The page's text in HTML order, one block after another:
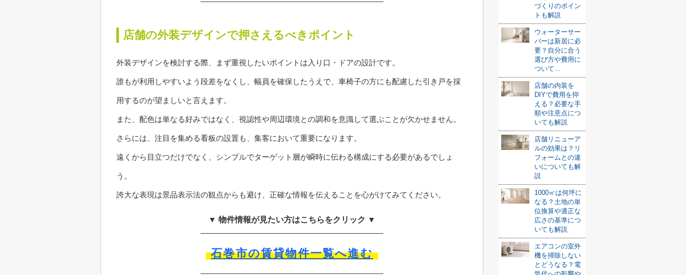
店舗の外装デザインで押さえるべきポイント
外装デザインを検討する際、まず重視したいポイントは入り口・ドアの設計です。
誰もが利用しやすいよう段差をなくし、幅員を確保したうえで、車椅子の方にも配慮した引き戸を採
用するのが望ましいと言えます。
また、配色は単なる好みではなく、視認性や周辺環境との調和を意識して選ぶことが欠かせません。
さらには、注目を集める看板の設置も、集客において重要になります。
遠くから目立つだけでなく、シンプルでターゲット層が瞬時に伝わる構成にする必要があるでしょ
う。
誇大な表現は景品表示法の観点からも避け、正確な情報を伝えることを心がけてみてください。
▼ 物件情報が見たい方はこちらをクリック ▼
石巻市の賃貸物件一覧へ進む
づくりのポイン
トも解説
ウォーターサー
バーは新居に必
要？自分に合う
選び方や費用に
ついて...
店舗の内装を
DIYで費用を抑
える？必要な手
順や注意点につ
いても解説
店舗リニューア
ルの効果は？リ
フォームとの違
いについても解
説
1000㎡は何坪に
なる？土地の単
位換算や適正な
広さの基準につ
いても解説
エアコンの室外
機を掃除しない
とどうなる？電